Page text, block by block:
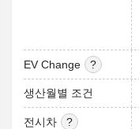
EV Change
생산월별 조건
전시차